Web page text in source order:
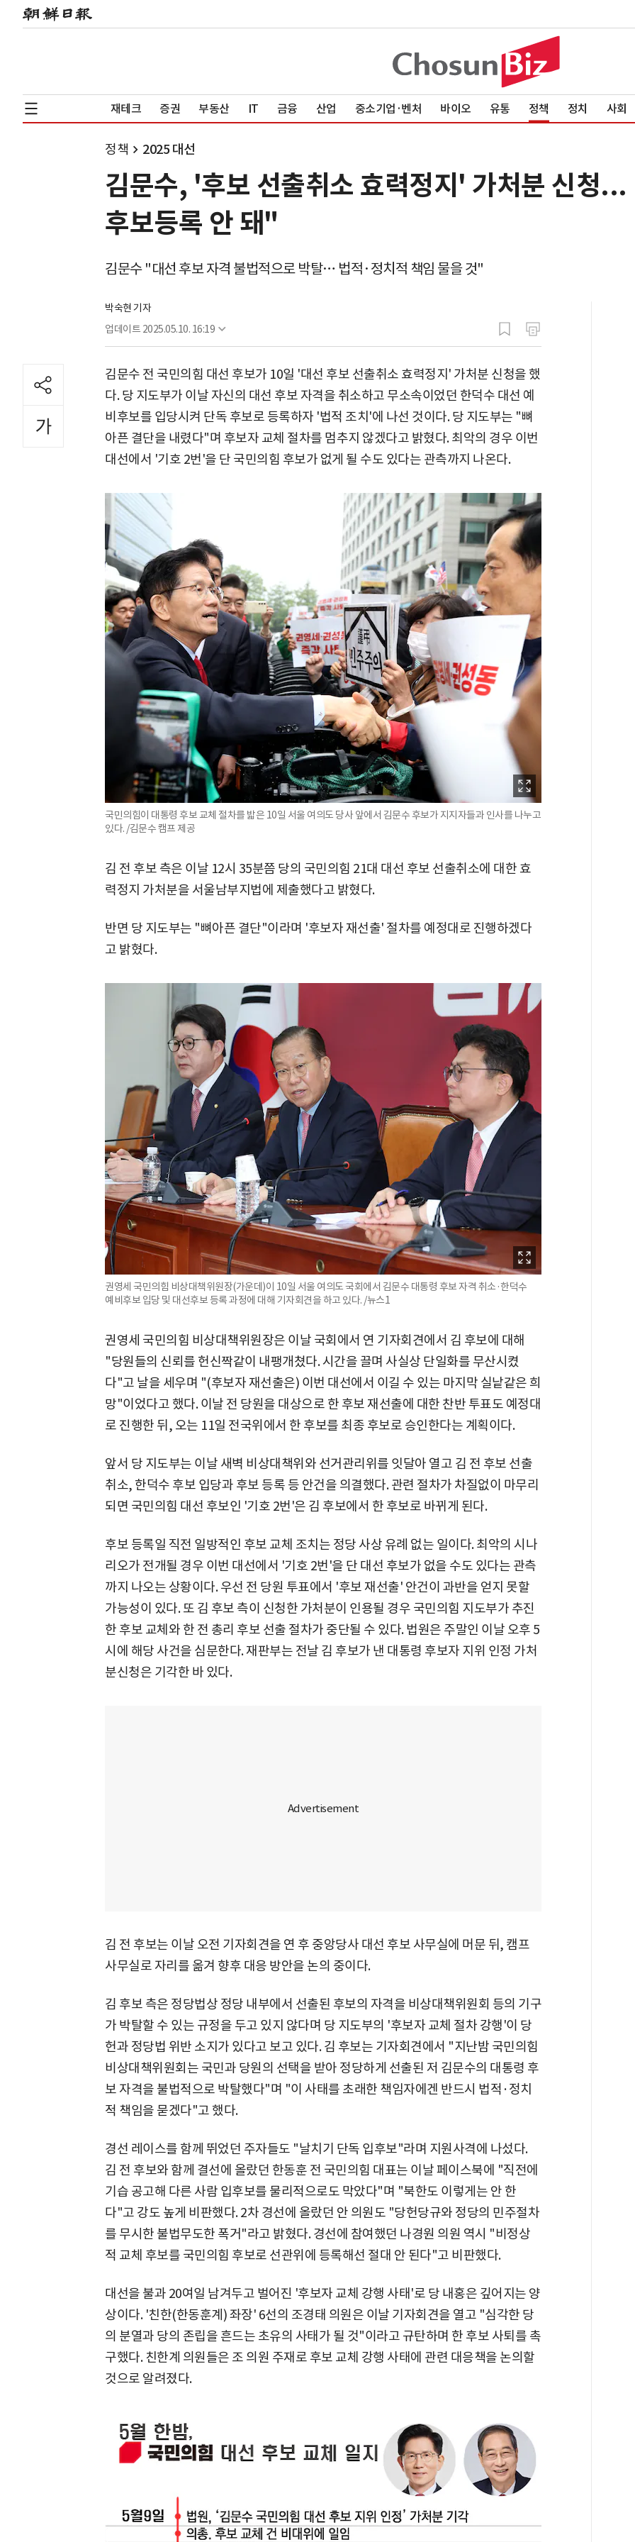
재테크 증권 부동산 IT 금융 산업 중소기업·벤처 바이오 유통 정책 정치 사회
정책 2025 대선
김문수, '후보 선출취소 효력정지' 가처분 신청
후보등록 안 돼"
김문수 "대선 후보 자격 불법적으로 박탈… 법적·정치적 책임 물을 것"
박숙현 기자
업데이트 2025.05.10. 16:19
김문수 전 국민의힘 대선 후보가 10일 '대선 후보 선출취소 효력정지' 가처분 신청을 했
다. 당 지도부가 이날 자신의 대선 후보 자격을 취소하고 무소속이었던 한덕수 대선 예
비후보를 입당시켜 단독 후보로 등록하자 '법적 조치'에 나선 것이다. 당 지도부는 "뼈
아픈 결단을 내렸다"며 후보자 교체 절차를 멈추지 않겠다고 밝혔다. 최악의 경우 이번
대선에서 '기호 2번'을 단 국민의힘 후보가 없게 될 수도 있다는 관측까지 나온다.
국민의힘이 대통령 후보 교체 절차를 밟은 10일 서울 여의도 당사 앞에서 김문수 후보가 지지자들과 인사를 나누고
있다. /김문수 캠프 제공
김 전 후보 측은 이날 12시 35분쯤 당의 국민의힘 21대 대선 후보 선출취소에 대한 효
력정지 가처분을 서울남부지법에 제출했다고 밝혔다.
반면 당 지도부는 "뼈아픈 결단"이라며 '후보자 재선출' 절차를 예정대로 진행하겠다
고 밝혔다.
권영세 국민의힘 비상대책위원장(가운데)이 10일 서울 여의도 국회에서 김문수 대통령 후보 자격 취소·한덕수
예비후보 입당 및 대선후보 등록 과정에 대해 기자회견을 하고 있다. /뉴스1
권영세 국민의힘 비상대책위원장은 이날 국회에서 연 기자회견에서 김 후보에 대해
"당원들의 신뢰를 헌신짝같이 내팽개쳤다. 시간을 끌며 사실상 단일화를 무산시켰
다"고 날을 세우며 "(후보자 재선출은) 이번 대선에서 이길 수 있는 마지막 실낱같은 희
망"이었다고 했다. 이날 전 당원을 대상으로 한 후보 재선출에 대한 찬반 투표도 예정대
로 진행한 뒤, 오는 11일 전국위에서 한 후보를 최종 후보로 승인한다는 계획이다.
앞서 당 지도부는 이날 새벽 비상대책위와 선거관리위를 잇달아 열고 김 전 후보 선출
취소, 한덕수 후보 입당과 후보 등록 등 안건을 의결했다. 관련 절차가 차질없이 마무리
되면 국민의힘 대선 후보인 '기호 2번'은 김 후보에서 한 후보로 바뀌게 된다.
후보 등록일 직전 일방적인 후보 교체 조치는 정당 사상 유례 없는 일이다. 최악의 시나
리오가 전개될 경우 이번 대선에서 '기호 2번'을 단 대선 후보가 없을 수도 있다는 관측
까지 나오는 상황이다. 우선 전 당원 투표에서 '후보 재선출' 안건이 과반을 얻지 못할
가능성이 있다. 또 김 후보 측이 신청한 가처분이 인용될 경우 국민의힘 지도부가 추진
한 후보 교체와 한 전 총리 후보 선출 절차가 중단될 수 있다. 법원은 주말인 이날 오후 5
시에 해당 사건을 심문한다. 재판부는 전날 김 후보가 낸 대통령 후보자 지위 인정 가처
분신청은 기각한 바 있다.
김 전 후보는 이날 오전 기자회견을 연 후 중앙당사 대선 후보 사무실에 머문 뒤, 캠프
사무실로 자리를 옮겨 향후 대응 방안을 논의 중이다.
김 후보 측은 정당법상 정당 내부에서 선출된 후보의 자격을 비상대책위원회 등의 기구
가 박탈할 수 있는 규정을 두고 있지 않다며 당 지도부의 '후보자 교체 절차 강행'이 당
헌과 정당법 위반 소지가 있다고 보고 있다. 김 후보는 기자회견에서 "지난밤 국민의힘
비상대책위원회는 국민과 당원의 선택을 받아 정당하게 선출된 저 김문수의 대통령 후
보 자격을 불법적으로 박탈했다"며 "이 사태를 초래한 책임자에겐 반드시 법적·정치
적 책임을 묻겠다"고 했다.
경선 레이스를 함께 뛰었던 주자들도 "날치기 단독 입후보"라며 지원사격에 나섰다.
김 전 후보와 함께 결선에 올랐던 한동훈 전 국민의힘 대표는 이날 페이스북에 "직전에
기습 공고해 다른 사람 입후보를 물리적으로도 막았다"며 "북한도 이렇게는 안 한
다"고 강도 높게 비판했다. 2차 경선에 올랐던 안 의원도 "당헌당규와 정당의 민주절차
를 무시한 불법무도한 폭거"라고 밝혔다. 경선에 참여했던 나경원 의원 역시 "비정상
적 교체 후보를 국민의힘 후보로 선관위에 등록해선 절대 안 된다"고 비판했다.
대선을 불과 20여일 남겨두고 벌어진 '후보자 교체 강행 사태'로 당 내홍은 깊어지는 양
상이다. '친한(한동훈계) 좌장' 6선의 조경태 의원은 이날 기자회견을 열고 "심각한 당
의 분열과 당의 존립을 흔드는 초유의 사태가 될 것"이라고 규탄하며 한 후보 사퇴를 촉
구했다. 친한계 의원들은 조 의원 주재로 후보 교체 강행 사태에 관련 대응책을 논의할
것으로 알려졌다.